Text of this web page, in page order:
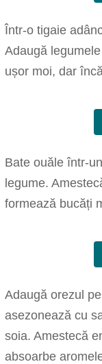
Într-o tigaie
Adaugă
ușor moi, dar
Bate ouăle într-
legume.
formează bucăți
Adaugă orezul
asezonează cu
soia. Amestecă
absoarbe